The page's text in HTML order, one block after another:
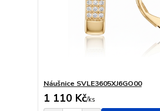
Náušnice SVLE3605XJ6GO00
1 110 Kč/ks